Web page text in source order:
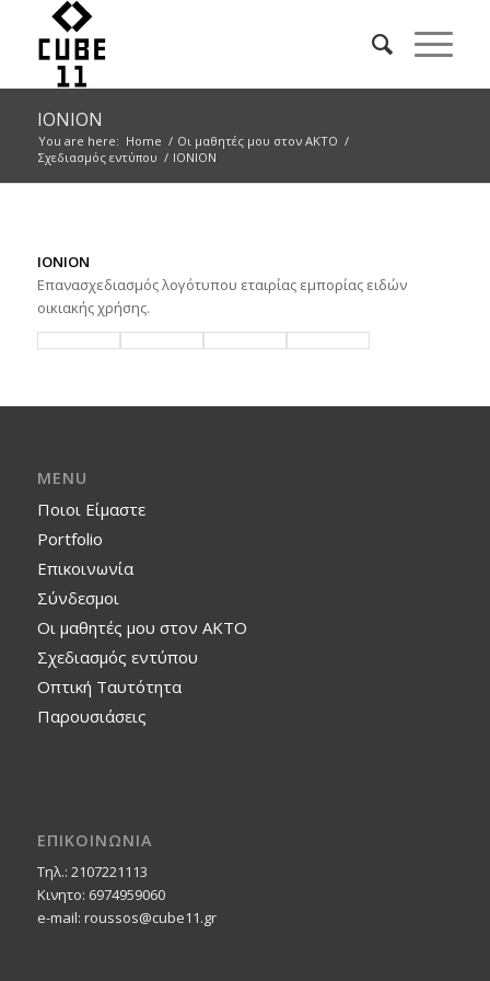
IONION
You are here: Home / Οι μαθητές μου στον ΑΚΤΟ /
Σχεδιασμός εντύπου / IONION
ΙΟΝΙΟΝ
Eπανασχεδιασμός λογότυπου εταιρίας εμπορίας ειδών
οικιακής χρήσης.
MENU
Ποιοι Είμαστε
Portfolio
Επικοινωνία
Σύνδεσμοι
Οι μαθητές μου στον ΑΚΤΟ
Σχεδιασμός εντύπου
Οπτική Ταυτότητα
Παρουσιάσεις
ΕΠΙΚΟΙΝΩΝΙΑ
Τηλ.: 2107221113
Κινητο: 6974959060
e-mail: roussos@cube11.gr